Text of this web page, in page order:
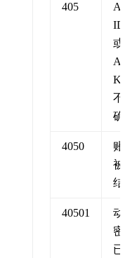
405
API
ID
或
API
KEY
不正
确
4050
账号
被冻
结
40501
动态
密码
已过